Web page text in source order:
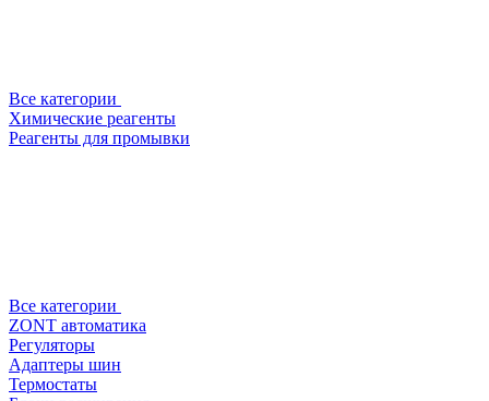
Все категории
Химические реагенты
Реагенты для промывки
Все категории
ZONT автоматика
Регуляторы
Адаптеры шин
Термостаты